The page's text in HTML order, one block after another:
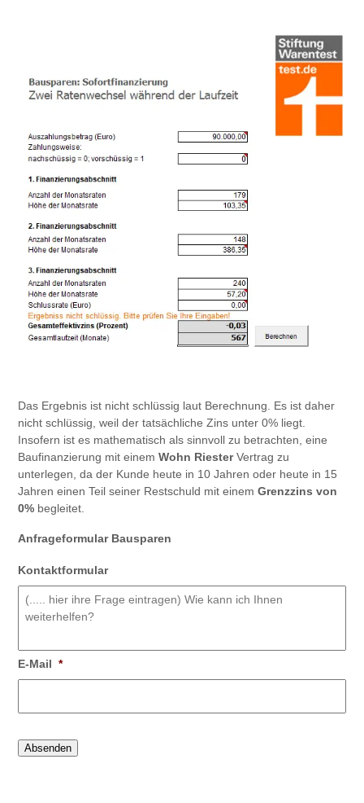
Das Ergebnis ist nicht schlüssig laut Berechnung. Es ist daher
nicht schlüssig, weil der tatsächliche Zins unter 0% liegt.
Insofern ist es mathematisch als sinnvoll zu betrachten, eine
Baufinanzierung mit einemWohn RiesterVertrag zu
unterlegen, da der Kunde heute in 10 Jahren oder heute in 15
Jahren einen Teil seiner Restschuld mit einemGrenzzins von
0% begleitet.
Anfrageformular Bausparen
Kontaktformular
E-Mail *
Absenden